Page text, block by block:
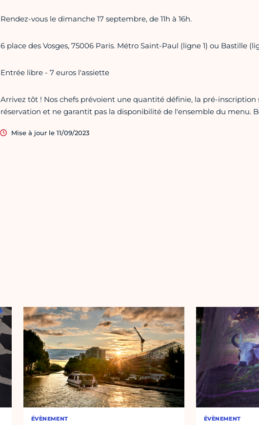
Rendez-vous le dimanche 17 septembre, de 11h à 16h.
6 place des Vosges, 75006 Paris. Métro Saint-Paul (ligne 1) ou Bastille
Entrée libre - 7 euros l'assiette
Arrivez tôt ! Nos chefs prévoient une quantité définie, la pré-
réservation et ne garantit pas la disponibilité de l'ensemble du menu.
Mise à jour le 11/09/2023
ÉVÈNEMENT ÉVÈNEMENT